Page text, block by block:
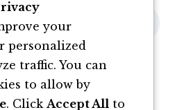
your
personalized
traffic. You can
to allow by
. Click Accept All to